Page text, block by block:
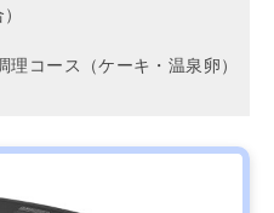
理コース（ケーキ・温泉卵）